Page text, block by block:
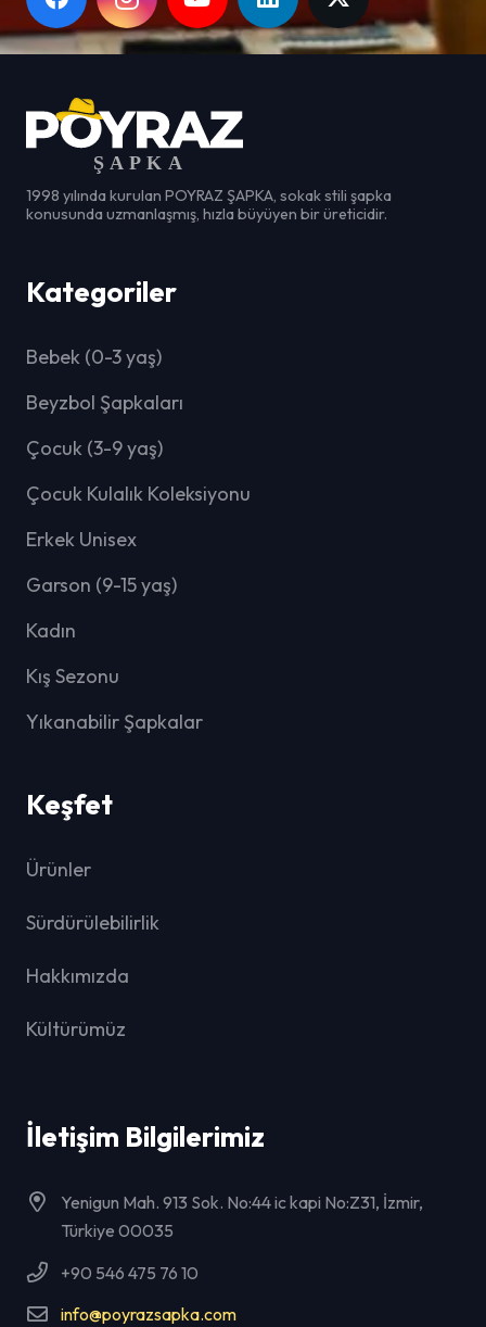
1998 yılında kurulan POYRAZ ŞAPKA, sokak stili şapka
konusunda uzmanlaşmış, hızla büyüyen bir üreticidir.
Kategoriler
Bebek (0-3 yaş)
Beyzbol Şapkaları
Çocuk (3-9 yaş)
Çocuk Kulalık Koleksiyonu
Erkek Unisex
Garson (9-15 yaş)
Kadın
Kış Sezonu
Yıkanabilir Şapkalar
Keşfet
Ürünler
Sürdürülebilirlik
Hakkımızda
Kültürümüz
İletişim Bilgilerimiz
Yenigun Mah. 913 Sok. No:44 ic kapi No:Z31, İzmir,
Türkiye 00035
+90 546 475 76 10
info@poyrazsapka.com